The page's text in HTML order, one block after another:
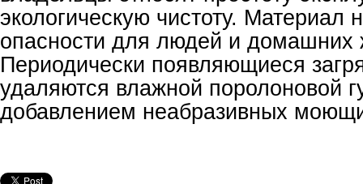
экологическую чистоту. Материал
опасности для людей и домашних
Периодически появляющиеся
удаляются влажной поролоновой
добавлением неабразивных